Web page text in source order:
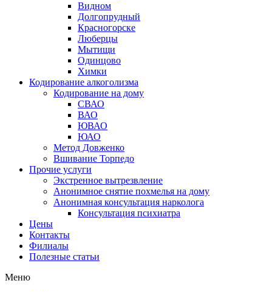
Видном
Долгопрудный
Красногорске
Люберцы
Мытищи
Одинцово
Химки
Кодирование алкоголизма
Кодирование на дому
СВАО
ВАО
ЮВАО
ЮАО
Метод Довженко
Вшивание Торпедо
Прочие услуги
Экстренное вытрезвление
Анонимное снятие похмелья на дому
Анонимная консультация нарколога
Консультация психиатра
Цены
Контакты
Филиалы
Полезные статьи
Меню